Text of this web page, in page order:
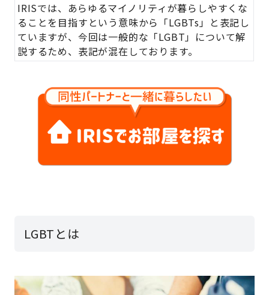
IRISでは、あらゆるマイノリティが暮らしやすくな
ることを目指すという意味から「LGBTs」と表記し
ていますが、今回は一般的な「LGBT」について解
説するため、表記が混在しております。
LGBTとは